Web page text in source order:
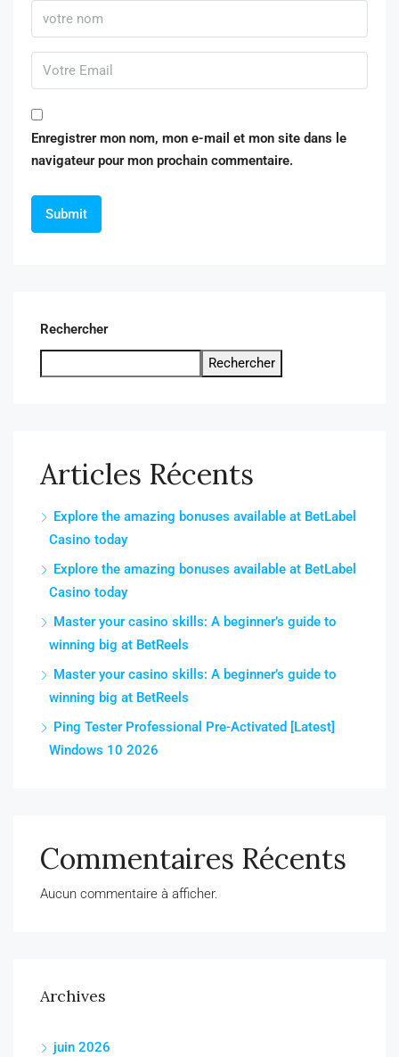
Enregistrer mon nom, mon e-mail et mon site dans le
navigateur pour mon prochain commentaire.
Rechercher
Rechercher
Articles Récents
Explore the amazing bonuses available at BetLabel
Casino today
Explore the amazing bonuses available at BetLabel
Casino today
Master your casino skills: A beginner’s guide to
winning big at BetReels
Master your casino skills: A beginner’s guide to
winning big at BetReels
Ping Tester Professional Pre-Activated [Latest]
Windows 10 2026
Commentaires Récents
Aucun commentaire à afficher.
Archives
juin 2026